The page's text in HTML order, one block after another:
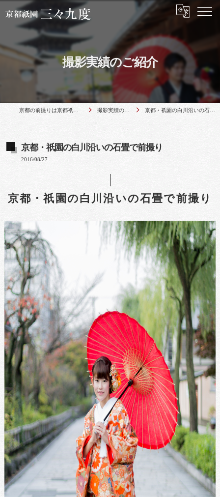
撮影実績のご紹介
京都の前撮りは京都祇園 三々九度 撮影実績のご紹介 京都・祇園の白川沿いの石畳で前撮り
京都・祇園の白川沿いの石畳で前撮り
2016/08/27
京都・祇園の白川沿いの石畳で前撮り